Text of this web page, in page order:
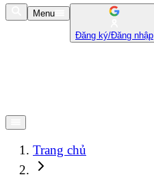
Menu
Đăng ký/Đăng nhập
Trang chủ